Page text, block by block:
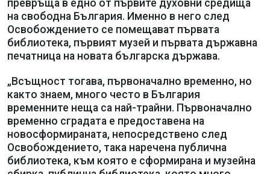
превръща в едно от първите духовни средища
на свободна България. Именно в него след
Освобождението се помещават първата
библиотека, първият музей и първата държавна
печатница на новата българска държава.
„Всъщност тогава, първоначално временно, но
както знаем, много често в България
временните неща са най-трайни. Първоначално
временно сградата е предоставена на
новосформираната, непосредствено след
Освобождението, така наречена публична
библиотека, към която е сформирана и музейна